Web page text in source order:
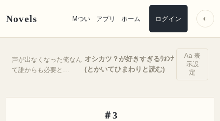
Novels Mつい アプリ ホーム ログイン ◐
声が出なくなった俺なん
て誰からも必要と…
オシカツ？が好きすぎるｳｫﾝﾅ
(とかいてひまわりと読む)
Aa 表
示設
定
＃3